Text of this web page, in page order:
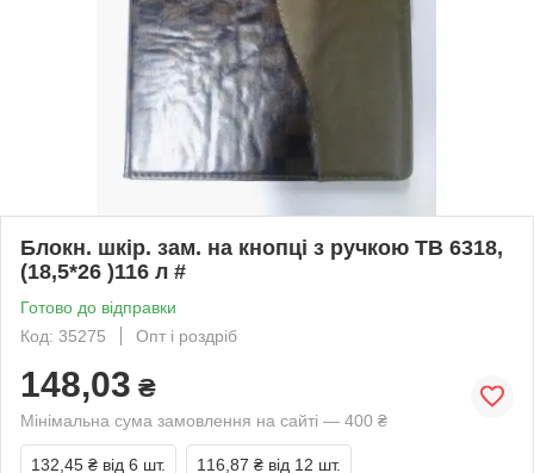
Блокн. шкір. зам. на кнопці з ручкою ТВ 6318,
(18,5*26 )116 л #
Готово до відправки
Код: 35275
Опт і роздріб
148,03 ₴
Мінімальна сума замовлення на сайті — 400 ₴
132,45 ₴ від 6 шт. 116,87 ₴ від 12 шт.